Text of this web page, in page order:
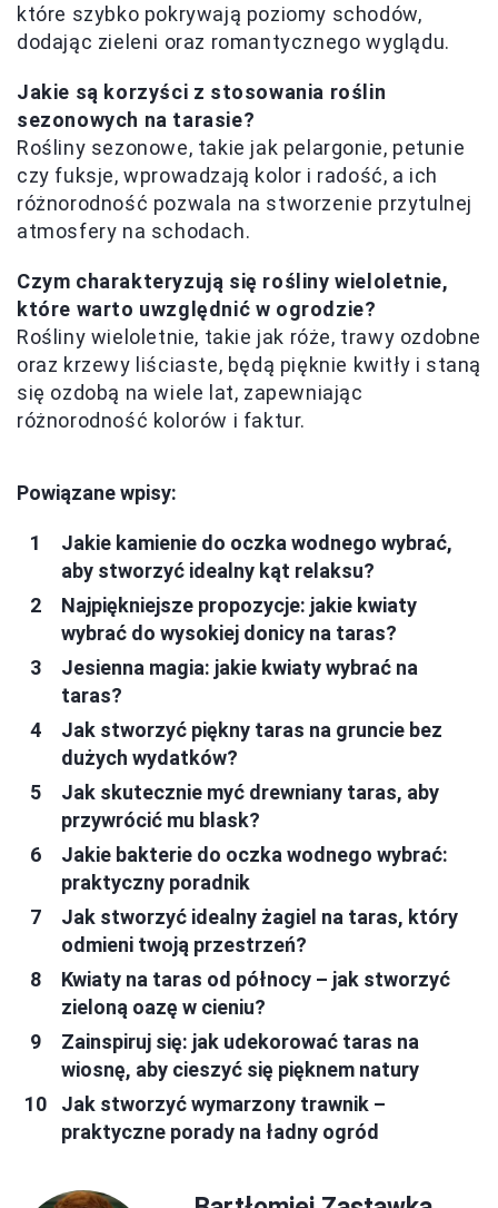
które szybko pokrywają poziomy schodów,
dodając zieleni oraz romantycznego wyglądu.
Jakie są korzyści z stosowania roślin
sezonowych na tarasie?
Rośliny sezonowe, takie jak pelargonie, petunie
czy fuksje, wprowadzają kolor i radość, a ich
różnorodność pozwala na stworzenie przytulnej
atmosfery na schodach.
Czym charakteryzują się rośliny wieloletnie,
które warto uwzględnić w ogrodzie?
Rośliny wieloletnie, takie jak róże, trawy ozdobne
oraz krzewy liściaste, będą pięknie kwitły i staną
się ozdobą na wiele lat, zapewniając
różnorodność kolorów i faktur.
Powiązane wpisy:
Jakie kamienie do oczka wodnego wybrać,
aby stworzyć idealny kąt relaksu?
Najpiękniejsze propozycje: jakie kwiaty
wybrać do wysokiej donicy na taras?
Jesienna magia: jakie kwiaty wybrać na
taras?
Jak stworzyć piękny taras na gruncie bez
dużych wydatków?
Jak skutecznie myć drewniany taras, aby
przywrócić mu blask?
Jakie bakterie do oczka wodnego wybrać:
praktyczny poradnik
Jak stworzyć idealny żagiel na taras, który
odmieni twoją przestrzeń?
Kwiaty na taras od północy – jak stworzyć
zieloną oazę w cieniu?
Zainspiruj się: jak udekorować taras na
wiosnę, aby cieszyć się pięknem natury
Jak stworzyć wymarzony trawnik –
praktyczne porady na ładny ogród